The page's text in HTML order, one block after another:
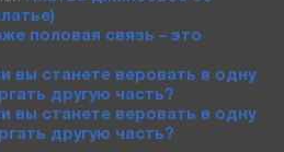
половая связь – это
вы станете веровать в одну
другую часть?
вы станете веровать в одну
другую часть?